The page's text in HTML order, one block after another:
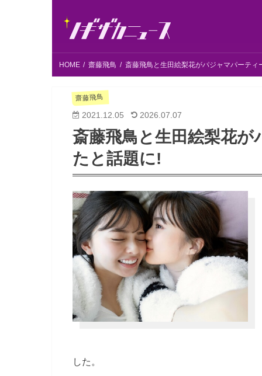
HOME 齋藤飛鳥 斎藤飛鳥と生田絵梨花がパジャマパーティ
齋藤飛鳥
2021.12.05 2026.07.07
斎藤飛鳥と生田絵梨花
たと話題に!
した。